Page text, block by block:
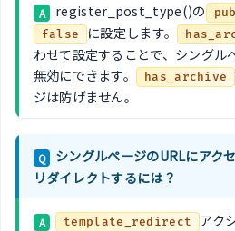
A register_post_type()の
false に設定します。
わせて設定することで、シングル
無効にできます。
has_archive
ジは防げません。
Q
シングルページのURLにアク
リダイレクトするには？
A template_redirect アク